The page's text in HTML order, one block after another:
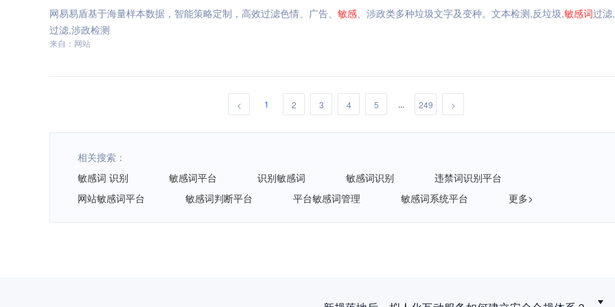
网易易盾基于海量样本数据，智能策略定制，高效过滤色情、广告、 敏感、涉政类多种垃圾文字及变种。文本检测,反垃圾,敏感词过滤
过滤,涉政检测
来自：网站
< 1 2 3 4 5 ... 249 >
相关搜索：
敏感词 识别
敏感词平台 识别敏感词 敏感词识别
违禁词识别平台
网站敏感词平台
敏感词判断平台 平台敏感词管理 敏感词系统平台 更多>
新规落地后，拟人化互动服务如何建立安全合规体系？